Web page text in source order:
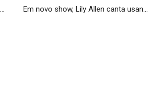
Em novo show, Lily Allen canta usan...